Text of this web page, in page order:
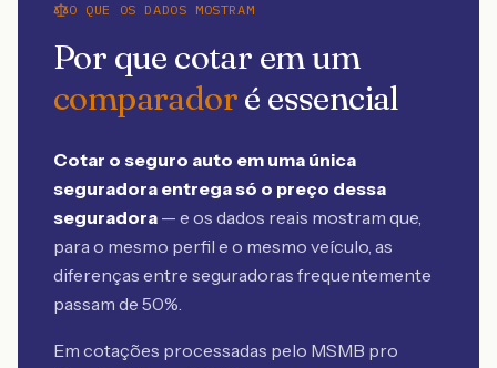
O QUE OS DADOS MOSTRAM
Por que cotar em um
comparadoré essencial
Cotar o seguro auto em uma única
seguradora entrega só o preço dessa
seguradora — e os dados reais mostram que,
para o mesmo perfil e o mesmo veículo, as
diferenças entre seguradoras frequentemente
passam de 50%.
Em cotações processadas pelo MSMB pro